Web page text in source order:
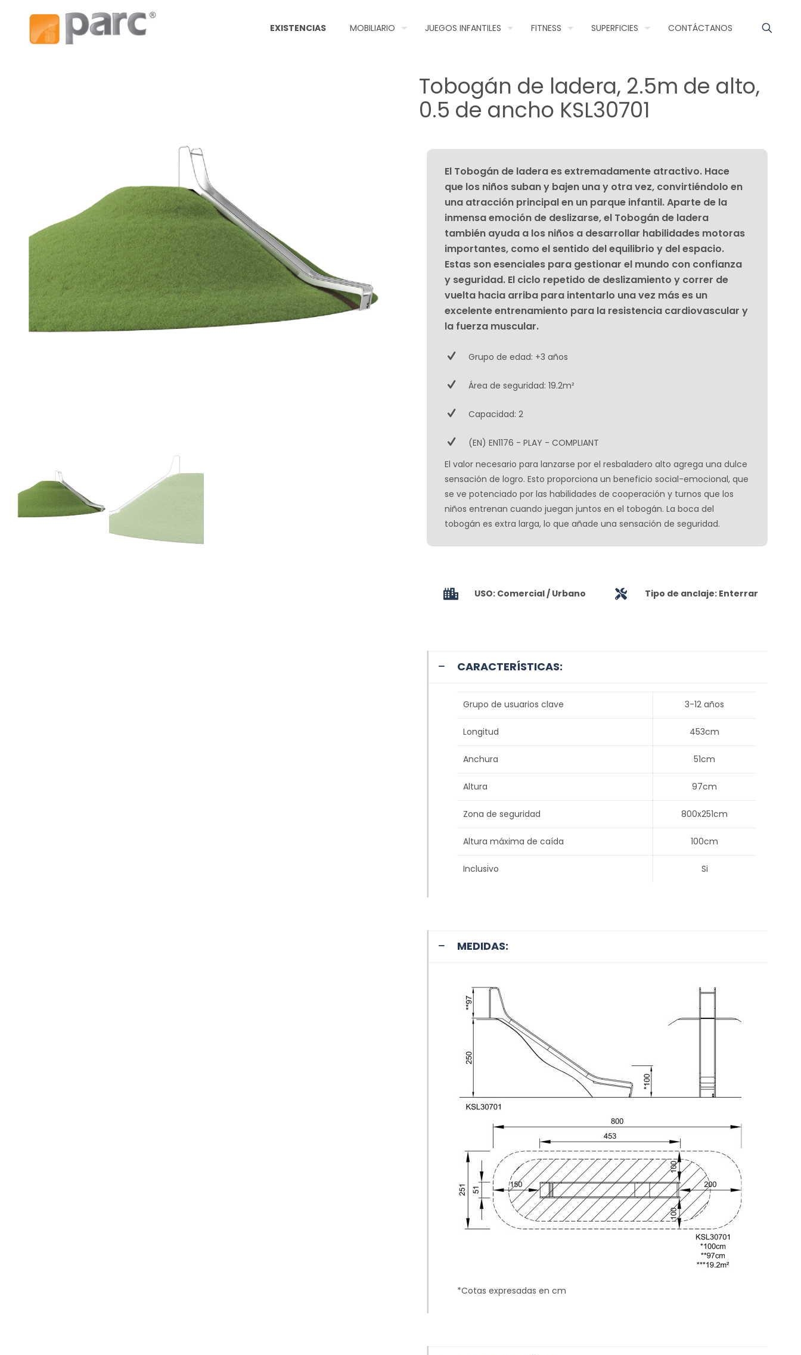
EXISTENCIAS MOBILIARIO JUEGOS INFANTILES FITNESS SUPERFICIES CONTÁCTANOS
Tobogán de ladera, 2.5m de alto,
0.5 de ancho KSL30701
El Tobogán de ladera es extremadamente atractivo. Hace
que los niños suban y bajen una y otra vez, convirtiéndolo en
una atracción principal en un parque infantil. Aparte de la
inmensa emoción de deslizarse, el Tobogán de ladera
también ayuda a los niños a desarrollar habilidades motoras
importantes, como el sentido del equilibrio y del espacio.
Estas son esenciales para gestionar el mundo con confianza
y seguridad. El ciclo repetido de deslizamiento y correr de
vuelta hacia arriba para intentarlo una vez más es un
excelente entrenamiento para la resistencia cardiovascular y
la fuerza muscular.
Grupo de edad: +3 años
Área de seguridad: 19.2m²
Capacidad: 2
(EN) EN1176 - PLAY - COMPLIANT
El valor necesario para lanzarse por el resbaladero alto agrega una dulce
sensación de logro. Esto proporciona un beneficio social-emocional, que
se ve potenciado por las habilidades de cooperación y turnos que los
niños entrenan cuando juegan juntos en el tobogán. La boca del
tobogán es extra larga, lo que añade una sensación de seguridad.
USO: Comercial / Urbano Tipo de anclaje: Enterrar
CARACTERÍSTICAS:
Grupo de usuarios clave 3-12 años
Longitud 453cm
Anchura 51cm
Altura 97cm
Zona de seguridad 800x251cm
Altura máxima de caída 100cm
Inclusivo Si
MEDIDAS:
*Cotas expresadas en cm